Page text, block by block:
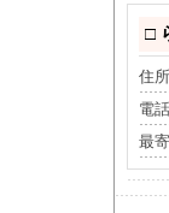
□
住所
電
最